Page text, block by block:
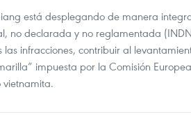
está desplegando de manera
no declarada y no reglamentada
infracciones, contribuir al
impuesta por la Comisión
vietnamita.